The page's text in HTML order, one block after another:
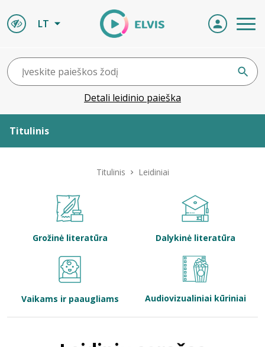
LT
Detali leidinio paieška
Titulinis
Bibliotekoms
Titulinis Leidiniai
Grožinė literatūra Dalykinė literatūra
Vaikams ir paaugliams Audiovizualiniai kūriniai